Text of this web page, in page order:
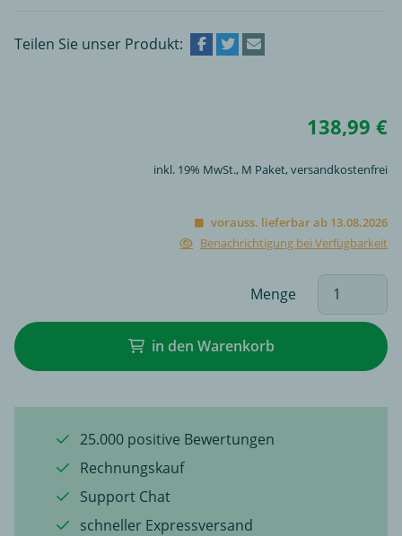
Teilen Sie unser Produkt:
138,99 €
inkl. 19% MwSt., M Paket, versandkostenfrei
vorauss. lieferbar ab 13.08.2026
Benachrichtigung bei Verfügbarkeit
Menge
in den Warenkorb
25.000 positive Bewertungen
Rechnungskauf
Support Chat
schneller Expressversand